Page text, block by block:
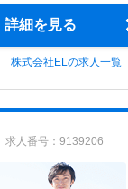
詳細を見る
株式会社ELの求人一覧
人番号：9139206